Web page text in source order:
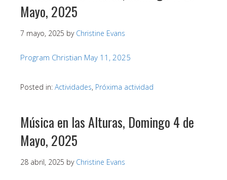
Mayo, 2025
7 mayo, 2025 by Christine Evans
Program Christian May 11, 2025
Posted in: Actividades, Próxima actividad
Música en las Alturas, Domingo 4 de
Mayo, 2025
28 abril, 2025 by Christine Evans